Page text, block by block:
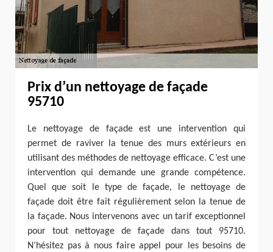
Prix d’un nettoyage de façade
95710
Le nettoyage de façade est une intervention qui
permet de raviver la tenue des murs extérieurs en
utilisant des méthodes de nettoyage efficace. C’est une
intervention qui demande une grande compétence.
Quel que soit le type de façade, le nettoyage de
façade doit être fait régulièrement selon la tenue de
la façade. Nous intervenons avec un tarif exceptionnel
pour tout nettoyage de façade dans tout 95710.
N’hésitez pas à nous faire appel pour les besoins de